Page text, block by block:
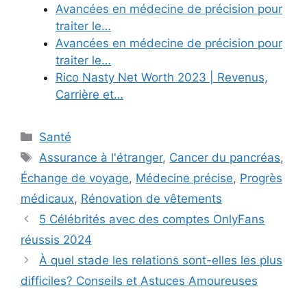
Avancées en médecine de précision pour
traiter le…
Avancées en médecine de précision pour
traiter le…
Rico Nasty Net Worth 2023 | Revenus,
Carrière et…
Categories
Santé
Tags
Assurance à l'étranger, Cancer du pancréas,
Échange de voyage, Médecine précise, Progrès
médicaux, Rénovation de vêtements
5 Célébrités avec des comptes OnlyFans
réussis 2024
À quel stade les relations sont-elles les plus
difficiles? Conseils et Astuces Amoureuses